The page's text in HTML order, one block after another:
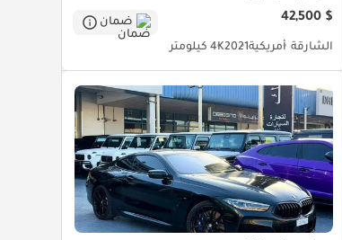
$ 42,500
ضمان
الشارقة أمريكية20214K كيلومتر